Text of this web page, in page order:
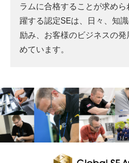
ラムに合格することが求め
躍する認定SEは、日々、知
励み、お客様のビジネスの
めています。